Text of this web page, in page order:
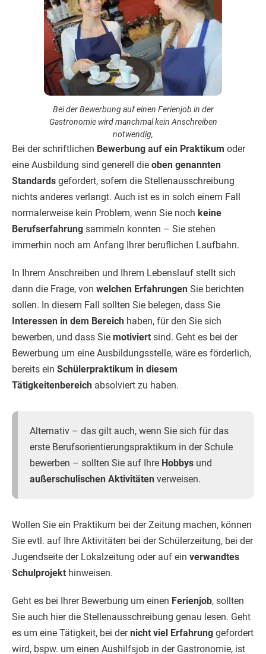
Bei der Bewerbung auf einen Ferienjob in der
Gastronomie wird manchmal kein Anschreiben
notwendig,
Bei der schriftlichen Bewerbung auf ein Praktikum oder
eine Ausbildung sind generell die oben genannten
Standards gefordert, sofern die Stellenausschreibung
nichts anderes verlangt. Auch ist es in solch einem Fall
normalerweise kein Problem, wenn Sie noch keine
Berufserfahrung sammeln konnten – Sie stehen
immerhin noch am Anfang Ihrer beruflichen Laufbahn.
In Ihrem Anschreiben und Ihrem Lebenslauf stellt sich
dann die Frage, von welchen Erfahrungen Sie berichten
sollen. In diesem Fall sollten Sie belegen, dass Sie
Interessen in dem Bereich haben, für den Sie sich
bewerben, und dass Sie motiviert sind. Geht es bei der
Bewerbung um eine Ausbildungsstelle, wäre es förderlich,
bereits ein Schülerpraktikum in diesem
Tätigkeitenbereich absolviert zu haben.
Alternativ – das gilt auch, wenn Sie sich für das
erste Berufsorientierungspraktikum in der Schule
bewerben – sollten Sie auf Ihre Hobbys und
außerschulischen Aktivitäten verweisen.
Wollen Sie ein Praktikum bei der Zeitung machen, können
Sie evtl. auf Ihre Aktivitäten bei der Schülerzeitung, bei der
Jugendseite der Lokalzeitung oder auf ein verwandtes
Schulprojekt hinweisen.
Geht es bei Ihrer Bewerbung um einen Ferienjob, sollten
Sie auch hier die Stellenausschreibung genau lesen. Geht
es um eine Tätigkeit, bei dernicht viel Erfahrung gefordert
wird, bspw. um einen Aushilfsjob in der Gastronomie, ist